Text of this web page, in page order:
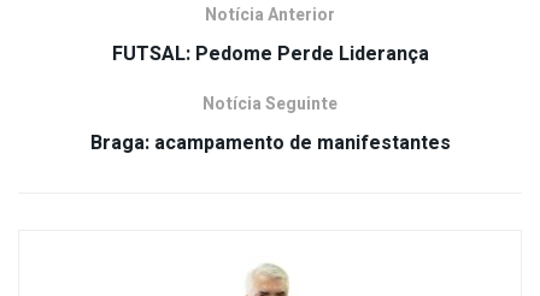
Notícia Anterior
FUTSAL: Pedome Perde Liderança
Notícia Seguinte
Braga: acampamento de manifestantes